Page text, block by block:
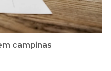
campinas